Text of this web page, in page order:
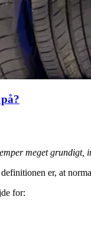
meget
er, at
for: